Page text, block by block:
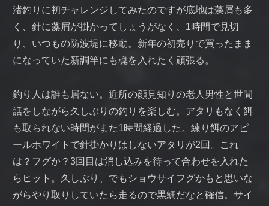
渚釣りに初チャレンジしてみたのですが底地は藻屑も多
く、針に藻屑が掛かってしょうがなく、1時間で見切
り、いつもの防波堤に移動。新年の初売りで買ったまま
になっていた新調竿にも魂を入れたく頑張る。
釣り人は誰も居ない。近所の顔見知りの老人男性と世間
話をしながら久しぶりの釣りを楽しむ。アタリもなく餌
も取られない時間がまた1時間経過した。練り餌のアピ
ールホワイトで針掛かりはしないアタリが2回。これ
は？フグか？3回目は消し込みを待って合わせを入れた
らヒット。久しぶり、でもショウサイフグかもと思いな
がらやり取りしていたら走るので黒鯛だなと確信。サイ